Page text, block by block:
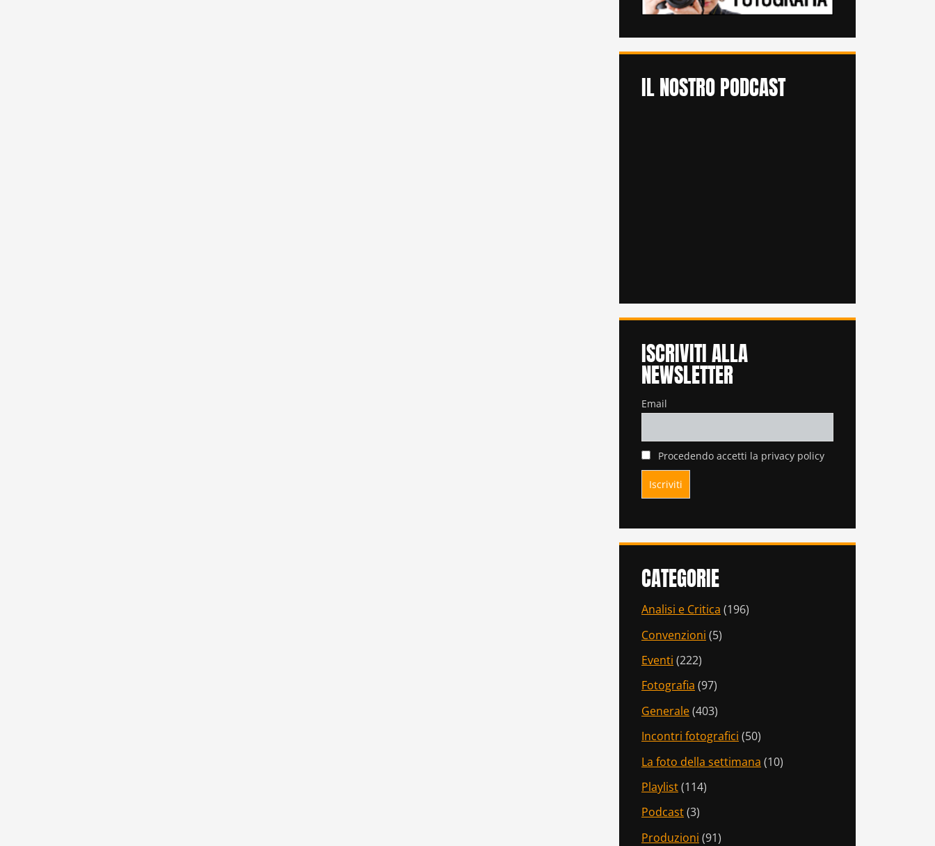
IL NOSTRO PODCAST
ISCRIVITI ALLA
NEWSLETTER
Email
Procedendo accetti la privacy policy
CATEGORIE
Analisi e Critica (196)
Convenzioni (5)
Eventi (222)
Fotografia (97)
Generale(403)
Incontri fotografici (50)
La foto della settimana (10)
Playlist(114)
Podcast(3)
Produzioni (91)